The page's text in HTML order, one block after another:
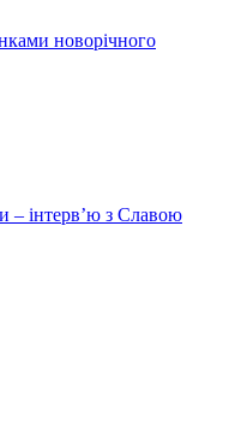
новорічного
– інтерв’ю з Славою